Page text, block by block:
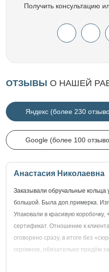
Получить консультацию
ОТЗЫВЫ О НАШЕЙ
Яндекс (более 230
Google (более 100
Анастасия Николаевна
Заказывали обручальные
большой. Была доп.примерка.
Упаковали в красивую
сертификат. Отношение к
оговорено сразу, в итоге без
огромное, обязательно придём